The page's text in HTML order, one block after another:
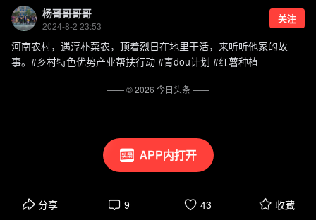
APP内打开
杨哥哥哥哥
2024-8-2 23:53
关注
河南农村，遇淳朴菜农，顶着烈日在地里干活，来听听他家的故
事。#乡村特色优势产业帮扶行动 #青dou计划 #红薯种植
分享 9 43 收藏
—— ©2026 今日头条——